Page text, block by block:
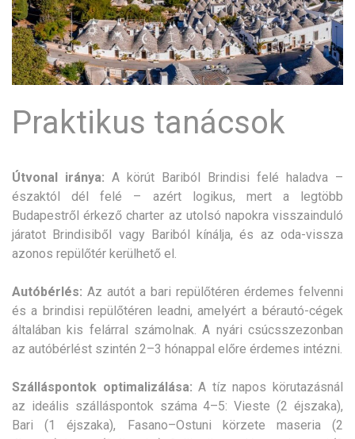
Praktikus tanácsok
Útvonal iránya: A körút Bariból Brindisi felé haladva –
északtól dél felé – azért logikus, mert a legtöbb
Budapestről érkező charter az utolsó napokra visszainduló
járatot Brindisiből vagy Bariból kínálja, és az oda-vissza
azonos repülőtér kerülhető el.
Autóbérlés: Az autót a bari repülőtéren érdemes felvenni
és a brindisi repülőtéren leadni, amelyért a bérautó-cégek
általában kis felárral számolnak. A nyári csúcsszezonban
az autóbérlést szintén 2–3 hónappal előre érdemes intézni.
Szálláspontok optimalizálása: A tíz napos körutazásnál
az ideális szálláspontok száma 4–5: Vieste (2 éjszaka),
Bari (1 éjszaka), Fasano–Ostuni körzete maseria (2